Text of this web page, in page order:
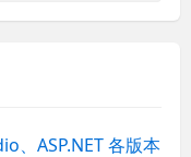
、ASP.NET 各版本